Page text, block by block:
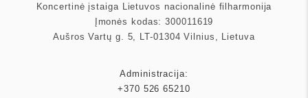
Koncertinė įstaiga Lietuvos nacionalinė filharmonija
Įmonės kodas: 300011619
Aušros Vartų g. 5, LT-01304 Vilnius, Lietuva
Administracija:
+370 526 65210